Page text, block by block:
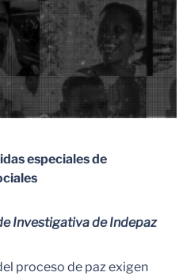
especiales de
Investigativa de Indepaz
proceso de paz exigen